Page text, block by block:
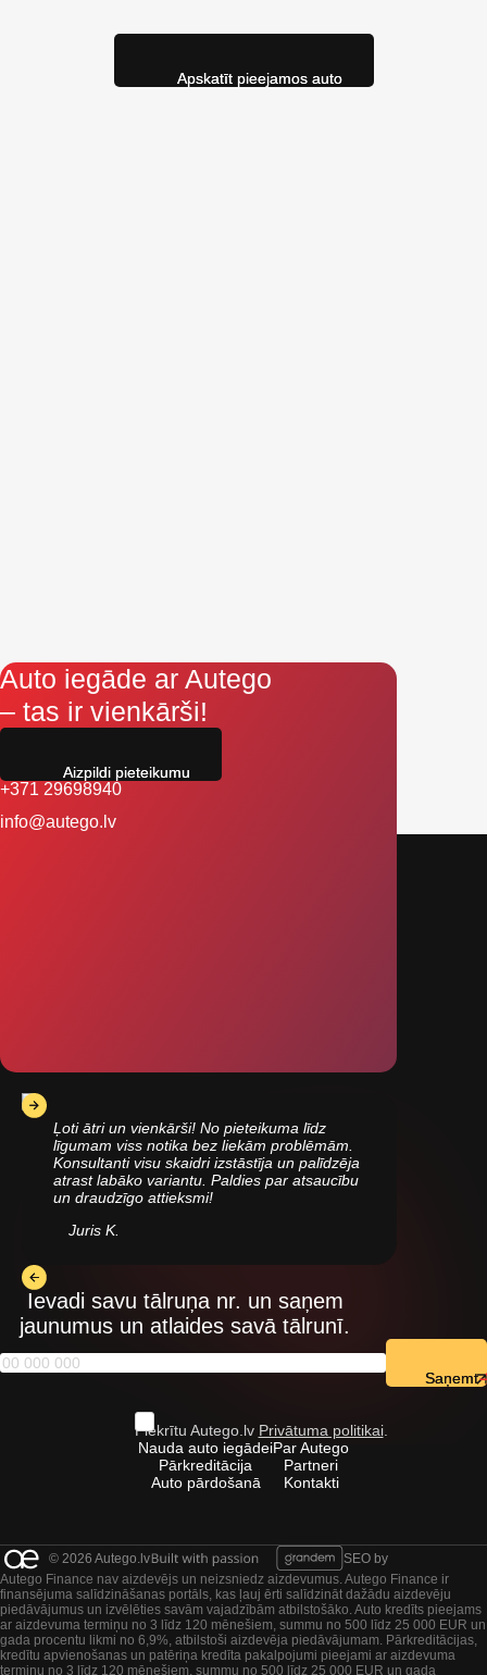
Auto iegāde ar Autego
– tas ir vienkārši!
+371 29698940
info@autego.lv
Ļoti ātri un vienkārši! No pieteikuma līdz
līgumam viss notika bez liekām problēmām.
Konsultanti visu skaidri izstāstīja un palīdzēja
atrast labāko variantu. Paldies par atsaucību
un draudzīgo attieksmi!
Juris K.
Ievadi savu tālruņa nr. un saņem
jaunumus un atlaides savā tālrunī.
Piekrītu Autego.lv Privātuma politikai.
Nauda auto iegādei
Pārkreditācija
Auto pārdošanā
Par Autego
Partneri
Kontakti
© 2026 Autego.lv
SEO by
Autego Finance nav aizdevējs un neizsniedz aizdevumus. Autego Finance ir
finansējuma salīdzināšanas portāls, kas ļauj ērti salīdzināt dažādu aizdevēju
piedāvājumus un izvēlēties savām vajadzībām atbilstošāko. Auto kredīts pieejams
ar aizdevuma termiņu no 3 līdz 120 mēnešiem, summu no 500 līdz 25 000 EUR un
gada procentu likmi no 6,9%, atbilstoši aizdevēja piedāvājumam. Pārkreditācijas,
kredītu apvienošanas un patēriņa kredīta pakalpojumi pieejami ar aizdevuma
termiņu no 3 līdz 120 mēnešiem, summu no 500 līdz 25 000 EUR un gada